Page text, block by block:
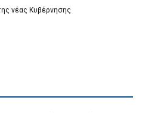
νέας Κυβέρνησης